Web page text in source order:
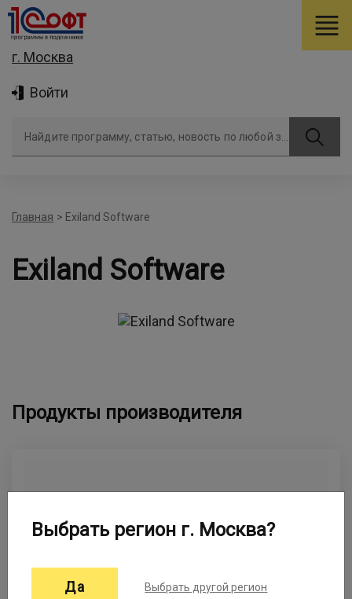
г. Москва
Войти
Главная > Exiland Software
Exiland Software
Продукты производителя
Выбрать регион г. Москва?
Да Выбрать другой регион